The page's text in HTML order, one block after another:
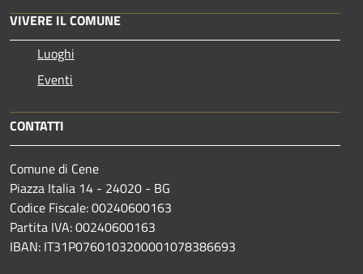
VIVERE IL COMUNE
Luoghi
Eventi
CONTATTI
Comune di Cene
Piazza Italia 14 - 24020 - BG
Codice Fiscale: 00240600163
Partita IVA: 00240600163
IBAN: IT31P0760103200001078386693